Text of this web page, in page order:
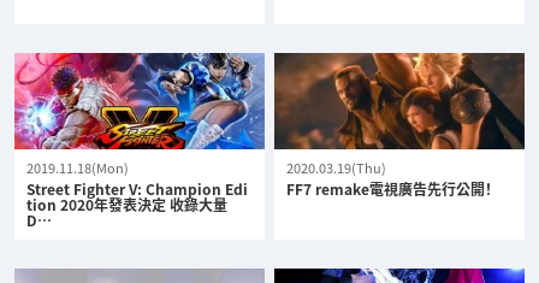
2019.11.18(Mon)
Street Fighter V: Champion Edi
tion 2020年發表決定 收錄大量
D…
2020.03.19(Thu)
FF7 remake電視廣告先行公開！